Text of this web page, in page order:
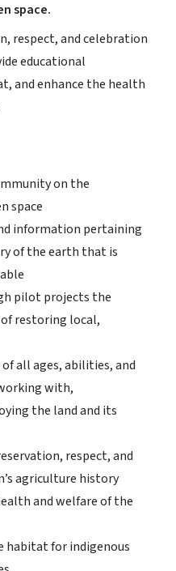
space.
respect, and celebration
educational
and enhance the health
on the
space
information pertaining
of the earth that is
pilot projects the
restoring local,
all ages, abilities, and
with,
the land and its
respect, and
agriculture history
and welfare of the
habitat for indigenous